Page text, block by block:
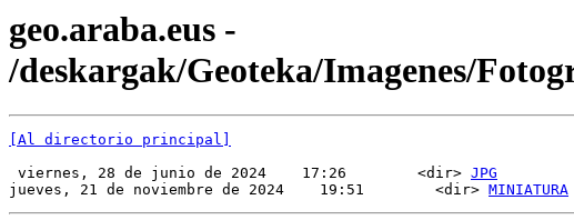
geo.araba.eus -
/deskargak/Geoteka/Imagenes/
[Al directorio principal]
viernes, 28 de junio de 2024    17:26        <dir> JPG
jueves, 21 de noviembre de 2024    19:51        <dir> MINIATURA